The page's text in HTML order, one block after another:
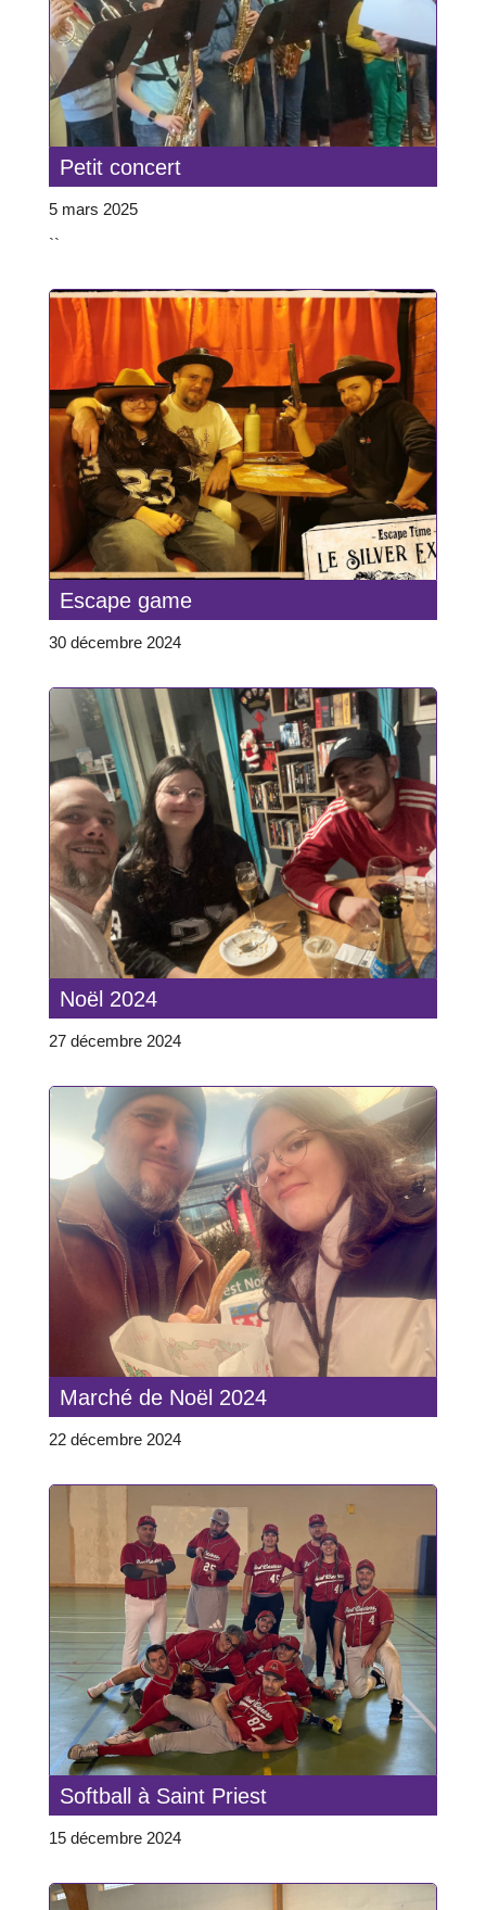
Petit concert
5 mars 2025
``
Escape game
30 décembre 2024
Noël 2024
27 décembre 2024
Marché de Noël 2024
22 décembre 2024
Softball à Saint Priest
15 décembre 2024